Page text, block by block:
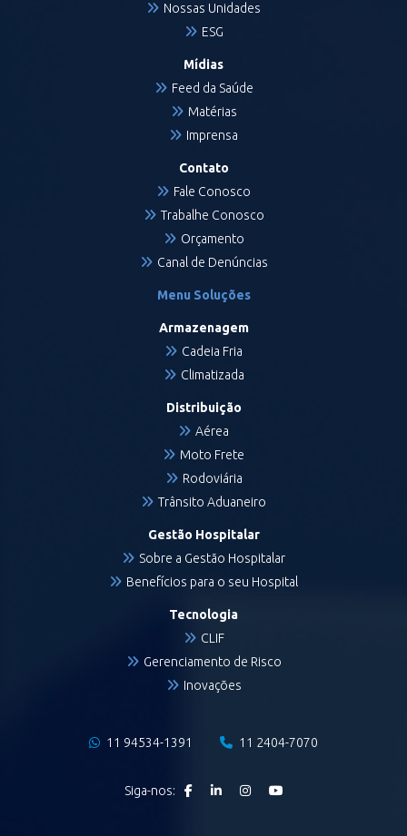
Nossas Unidades
ESG
Mídias
Feed da Saúde
Matérias
Imprensa
Contato
Fale Conosco
Trabalhe Conosco
Orçamento
Canal de Denúncias
Menu Soluções
Armazenagem
Cadeia Fria
Climatizada
Distribuição
Aérea
Moto Frete
Rodoviária
Trânsito Aduaneiro
Gestão Hospitalar
Sobre a Gestão Hospitalar
Benefícios para o seu Hospital
Tecnologia
CLIF
Gerenciamento de Risco
Inovações
11 94534-1391 11 2404-7070